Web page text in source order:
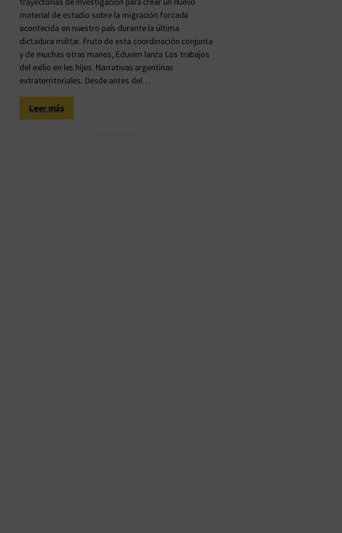
material de estudio sobre la migración forzada
acontecida en nuestro país durante la última
dictadura militar. Fruto de esta coordinación conjunta
y de muchas otras manos, Eduvim lanza Los trabajos
del exilio en les hijes. Narrativas argentinas
extraterritoriales. Desde antes del…
Leer más:
L